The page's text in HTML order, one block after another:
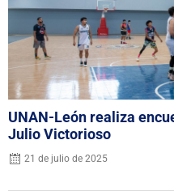
UNAN-León realiza
Julio Victorioso
21 de julio de 2025